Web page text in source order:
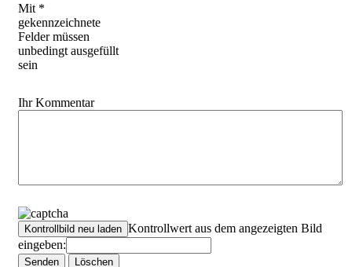
Mit *
gekennzeichnete
Felder müssen
unbedingt ausgefüllt
sein
Ihr Kommentar
Kontrollwert aus dem angezeigten Bild
eingeben: